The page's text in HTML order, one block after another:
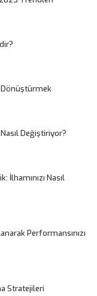
Dönüştürmek
Değiştiriyor?
İlhamınızı Nasıl
Performansınızı
Stratejileri